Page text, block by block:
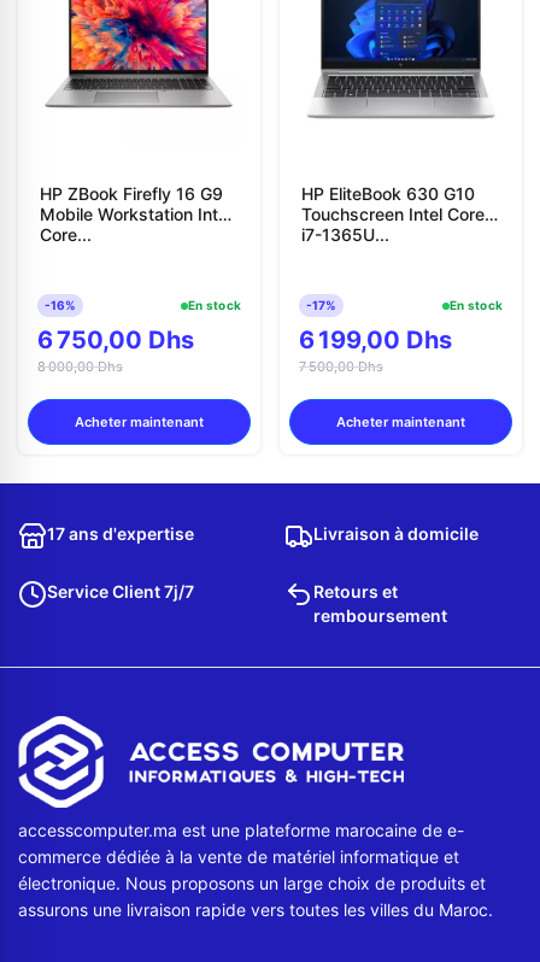
HP ZBook Firefly 16 G9
Mobile Workstation Intel
Core...
-16% En stock
6 750,00 Dhs
8 000,00 Dhs
Acheter maintenant
HP EliteBook 630 G10
Touchscreen Intel Core
i7-1365U...
-17% En stock
6 199,00 Dhs
7 500,00 Dhs
Acheter maintenant
17 ans d'expertise Livraison à domicile
Service Client 7j/7
Retours et
remboursement
accesscomputer.ma est une plateforme marocaine de e-
commerce dédiée à la vente de matériel informatique et
électronique. Nous proposons un large choix de produits et
assurons une livraison rapide vers toutes les villes du Maroc.